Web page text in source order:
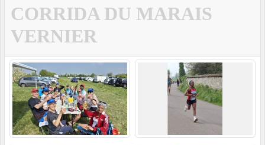
CORRIDA DU MARAIS
VERNIER